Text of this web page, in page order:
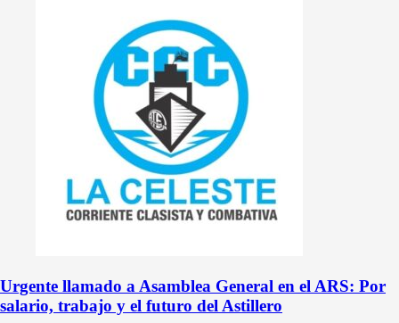
Urgente llamado a Asamblea General en el ARS: Por
salario, trabajo y el futuro del Astillero